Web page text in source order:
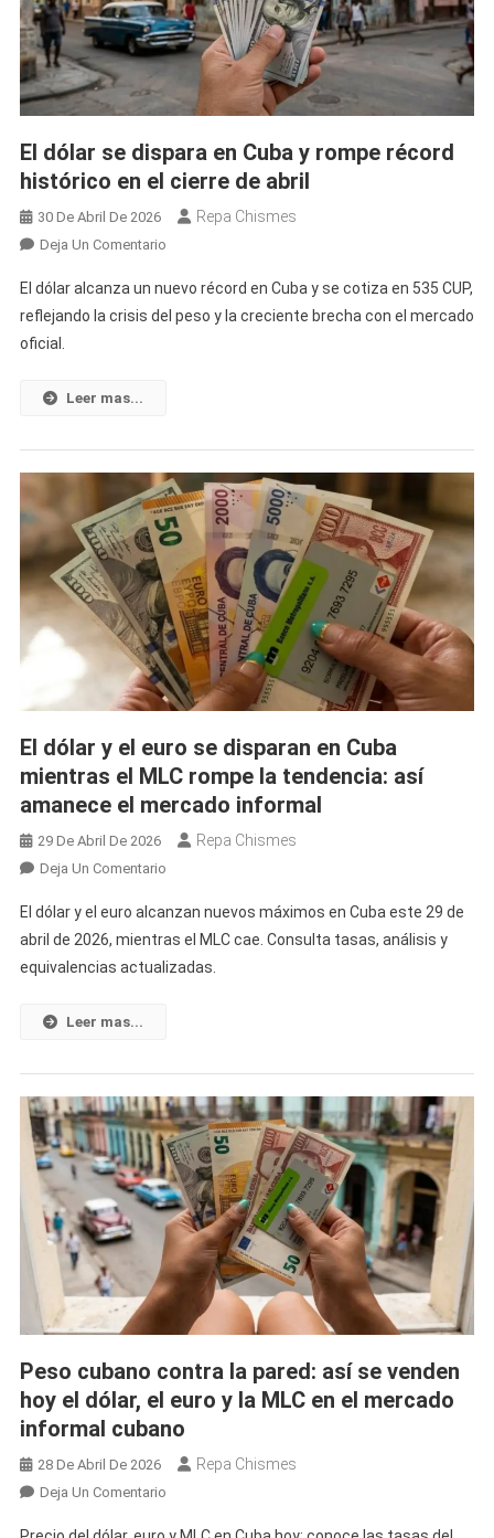
El dólar se dispara en Cuba y rompe récord
histórico en el cierre de abril
30 De Abril De 2026 Repa Chismes
Deja Un ComentarioEn
Dólar
Se
Rompe
Récord
Histórico
En
El
Cierre
De
Abril
El dólar alcanza un nuevo récord en Cuba y se cotiza en 535 CUP,
reflejando la crisis del peso y la creciente brecha con el mercado
oficial.
Leer mas...
El dólar y el euro se disparan en Cuba
mientras el MLC rompe la tendencia: así
amanece el mercado informal
29 De Abril De 2026 Repa Chismes
Deja Un ComentarioEn
Dólar
Y
El
En
Cuba
Mientras
El
MLC
Rompe
La
Tendencia:
Así
Amanece
Informal
El dólar y el euro alcanzan nuevos máximos en Cuba este 29 de
abril de 2026, mientras el MLC cae. Consulta tasas, análisis y
equivalencias actualizadas.
Leer mas...
Peso cubano contra la pared: así se venden
hoy el dólar, el euro y la MLC en el mercado
informal cubano
28 De Abril De 2026 Repa Chismes
Deja Un ComentarioEn